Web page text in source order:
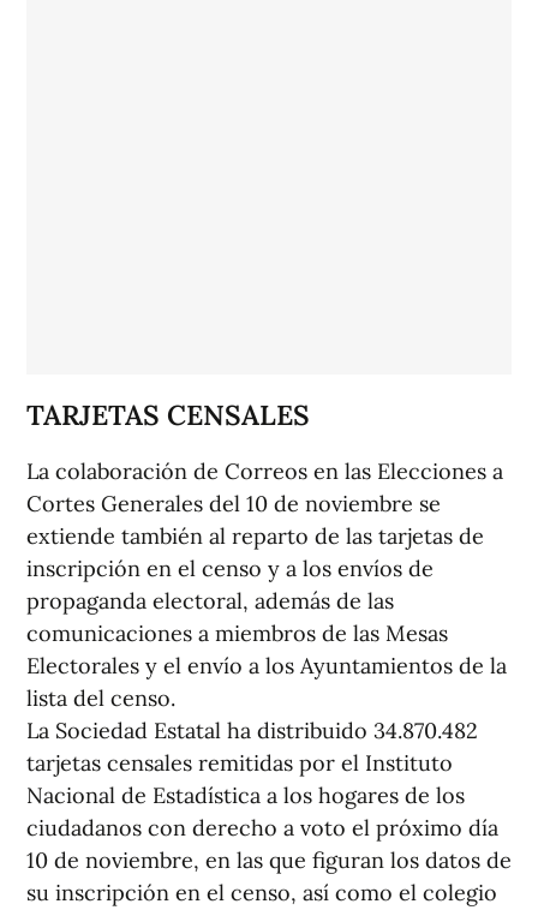
TARJETAS CENSALES
La colaboración de Correos en las Elecciones a
Cortes Generales del 10 de noviembre se
extiende también al reparto de las tarjetas de
inscripción en el censo y a los envíos de
propaganda electoral, además de las
comunicaciones a miembros de las Mesas
Electorales y el envío a los Ayuntamientos de la
lista del censo.
La Sociedad Estatal ha distribuido 34.870.482
tarjetas censales remitidas por el Instituto
Nacional de Estadística a los hogares de los
ciudadanos con derecho a voto el próximo día
10 de noviembre, en las que figuran los datos de
su inscripción en el censo, así como el colegio